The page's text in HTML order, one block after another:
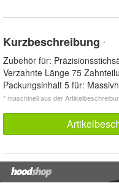
Kurzbeschreibung *
Zubehör für:
Verzahnte Länge 75
Packungsinhalt 5 für:
* maschinell aus der